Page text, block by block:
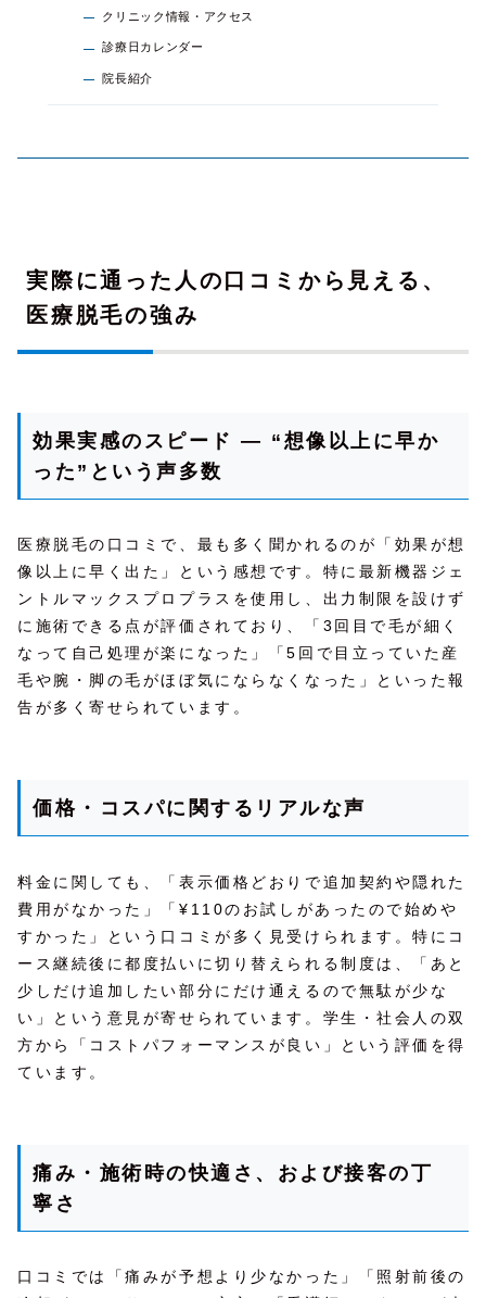
クリニック情報・アクセス
診療日カレンダー
院長紹介
実際に通った人の口コミから見える、
医療脱毛の強み
効果実感のスピード — “想像以上に早か
った”という声多数
医療脱毛の口コミで、最も多く聞かれるのが「効果が想
像以上に早く出た」という感想です。特に最新機器ジェ
ントルマックスプロプラスを使用し、出力制限を設けず
に施術できる点が評価されており、「3回目で毛が細く
なって自己処理が楽になった」「5回で目立っていた産
毛や腕・脚の毛がほぼ気にならなくなった」といった報
告が多く寄せられています。
価格・コスパに関するリアルな声
料金に関しても、「表示価格どおりで追加契約や隠れた
費用がなかった」「¥110のお試しがあったので始めや
すかった」という口コミが多く見受けられます。特にコ
ース継続後に都度払いに切り替えられる制度は、「あと
少しだけ追加したい部分にだけ通えるので無駄が少な
い」という意見が寄せられています。学生・社会人の双
方から「コストパフォーマンスが良い」という評価を得
ています。
痛み・施術時の快適さ、および接客の丁
寧さ
口コミでは「痛みが予想より少なかった」「照射前後の